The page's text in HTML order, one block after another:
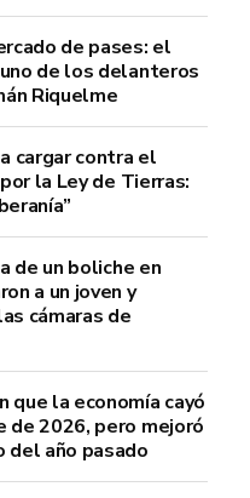
de pases: el
de los delanteros
Riquelme
cargar contra el
la Ley de Tierras:
de un boliche en
a un joven y
cámaras de
que la economía cayó
2026, pero mejoró
año pasado